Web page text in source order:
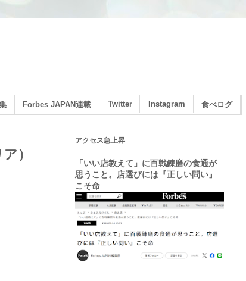
Forbes JAPAN連載 Twitter Instagram 食べログ
）
アクセス急上昇
「いい店教えて」に百戦錬磨の食通が
思うこと。店選びには『正しい問い』
こそ命